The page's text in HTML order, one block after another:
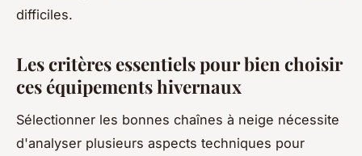
difficiles.
Les critères essentiels pour bien choisir
ces équipements hivernaux
Sélectionner les bonnes chaînes à neige nécessite
d'analyser plusieurs aspects techniques pour